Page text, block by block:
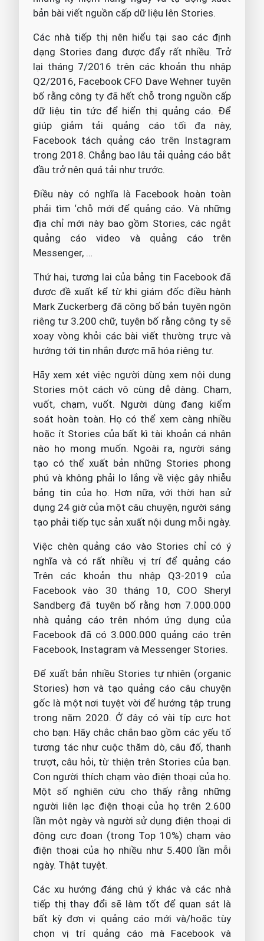
bản bài viết nguồn cấp dữ liệu lên Stories.
Các nhà tiếp thị nên hiểu tại sao các định
dạng Stories đang được đẩy rất nhiều. Trở
lại tháng 7/2016 trên các khoản thu nhập
Q2/2016, Facebook CFO Dave Wehner tuyên
bố rằng công ty đã hết chỗ trong nguồn cấp
dữ liệu tin tức để hiển thị quảng cáo. Để
giúp giảm tải quảng cáo tối đa này,
Facebook tách quảng cáo trên Instagram
trong 2018. Chẳng bao lâu tải quảng cáo bắt
đầu trở nên quá tải như trước.
Điều này có nghĩa là Facebook hoàn toàn
phải tìm ‘chỗ mới để quảng cáo. Và những
địa chỉ mới này bao gồm Stories, các ngắt
quảng cáo video và quảng cáo trên
Messenger, …
Thứ hai, tương lai của bảng tin Facebook đã
được đề xuất kể từ khi giám đốc điều hành
Mark Zuckerberg đã công bố bản tuyên ngôn
riêng tư 3.200 chữ, tuyên bố rằng công ty sẽ
xoay vòng khỏi các bài viết thường trực và
hướng tới tin nhắn được mã hóa riêng tư.
Hãy xem xét việc người dùng xem nội dung
Stories một cách vô cùng dễ dàng. Chạm,
vuốt, chạm, vuốt. Người dùng đang kiểm
soát hoàn toàn. Họ có thể xem càng nhiều
hoặc ít Stories của bất kì tài khoản cá nhân
nào họ mong muốn. Ngoài ra, người sáng
tạo có thể xuất bản những Stories phong
phú và không phải lo lắng về việc gây nhiễu
bảng tin của họ. Hơn nữa, với thời hạn sử
dụng 24 giờ của một câu chuyện, người sáng
tạo phải tiếp tục sản xuất nội dung mỗi ngày.
Việc chèn quảng cáo vào Stories chỉ có ý
nghĩa và có rất nhiều vị trí để quảng cáo
Trên các khoản thu nhập Q3-2019 của
Facebook vào 30 tháng 10, COO Sheryl
Sandberg đã tuyên bố rằng hơn 7.000.000
nhà quảng cáo trên nhóm ứng dụng của
Facebook đã có 3.000.000 quảng cáo trên
Facebook, Instagram và Messenger Stories.
Để xuất bản nhiều Stories tự nhiên (organic
Stories) hơn và tạo quảng cáo câu chuyện
gốc là một nơi tuyệt vời để hướng tập trung
trong năm 2020. Ở đây có vài típ cực hot
cho bạn: Hãy chắc chắn bao gồm các yếu tố
tương tác như cuộc thăm dò, câu đố, thanh
trượt, câu hỏi, từ thiện trên Stories của bạn.
Con người thích chạm vào điện thoại của họ.
Một số nghiên cứu cho thấy rằng những
người liên lạc điện thoại của họ trên 2.600
lần một ngày và người sử dụng điện thoại di
động cực đoan (trong Top 10%) chạm vào
điện thoại của họ nhiều như 5.400 lần mỗi
ngày. Thật tuyệt.
Các xu hướng đáng chú ý khác và các nhà
tiếp thị thay đổi sẽ làm tốt để quan sát là
bất kỳ đơn vị quảng cáo mới và/hoặc tùy
chọn vị trí quảng cáo mà Facebook và